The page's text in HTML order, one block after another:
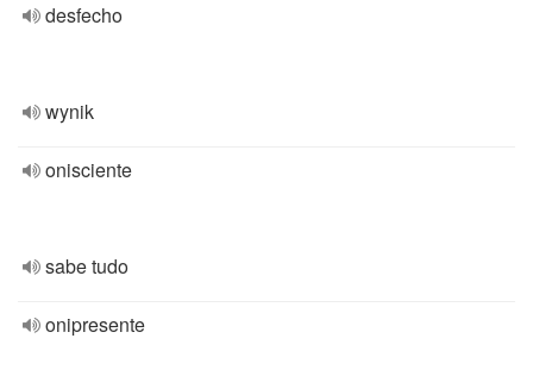
desfecho
wynik
onisciente
sabe tudo
onipresente